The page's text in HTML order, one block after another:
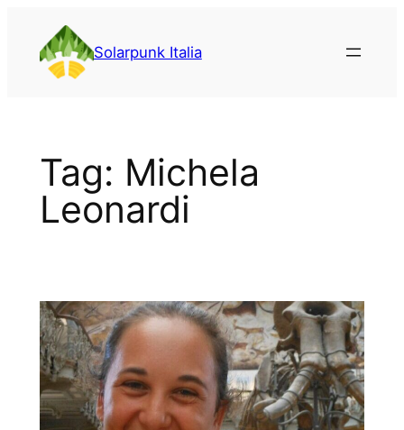
contenuto
Solarpunk Italia
Tag: Michela
Leonardi